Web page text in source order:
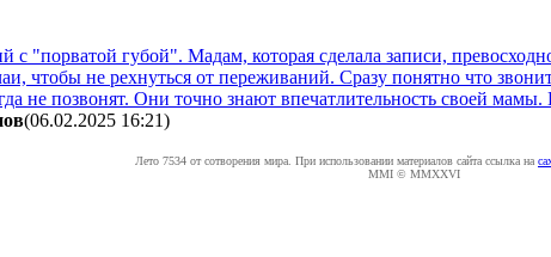
"порватой губой". Мадам, которая сделала записи,
чтобы не рехнуться от переживаний. Сразу понятно что
не позвонят. Они точно знают впечатлительность своей
(06.02.2025 16:21)
Лето 7534 от сотворения мира. При использовании материалов сайта ссылка на
MMI © MMXXVI